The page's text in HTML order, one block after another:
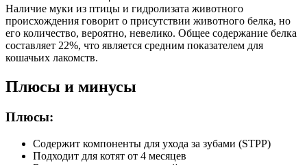
Наличие муки из птицы и гидролизата животного
происхождения говорит о присутствии животного белка, но
его количество, вероятно, невелико. Общее содержание белка
составляет 22%, что является средним показателем для
кошачьих лакомств.
Плюсы и минусы
Плюсы:
Содержит компоненты для ухода за зубами (STPP)
Подходит для котят от 4 месяцев